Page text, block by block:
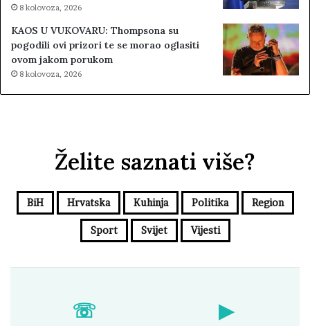
8 kolovoza, 2026
KAOS U VUKOVARU: Thompsona su
pogodili ovi prizori te se morao oglasiti
ovom jakom porukom
8 kolovoza, 2026
Želite saznati više?
BiH Hrvatska Kuhinja Politika Region
Sport Svijet Vijesti
☏ ▶